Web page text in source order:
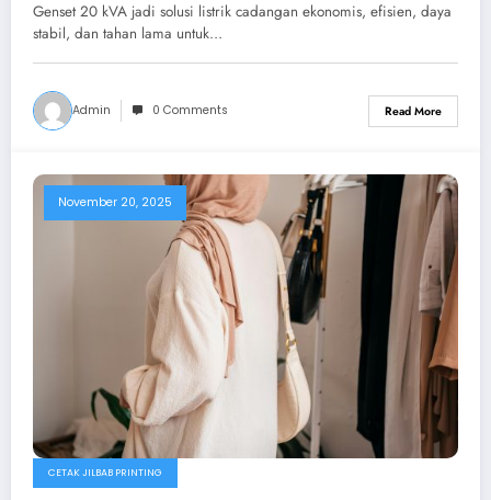
Genset 20 kVA jadi solusi listrik cadangan ekonomis, efisien, daya
stabil, dan tahan lama untuk…
Admin 0 Comments Read More
November 20, 2025
CETAK JILBAB PRINTING